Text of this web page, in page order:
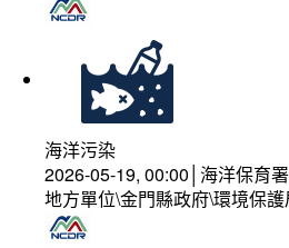
海洋污染
2026-05-19, 00:00│海洋保育署
地方單位\金門縣政府\環境保